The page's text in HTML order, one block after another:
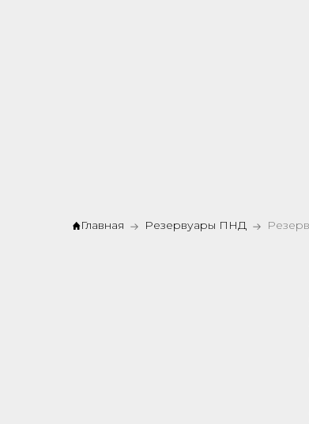
Главная Резервуары ПНД